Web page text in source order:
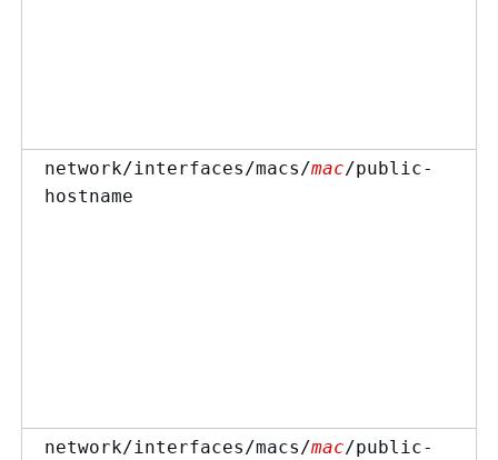
network/interfaces/macs/mac/public-
hostname
network/interfaces/macs/mac/public-